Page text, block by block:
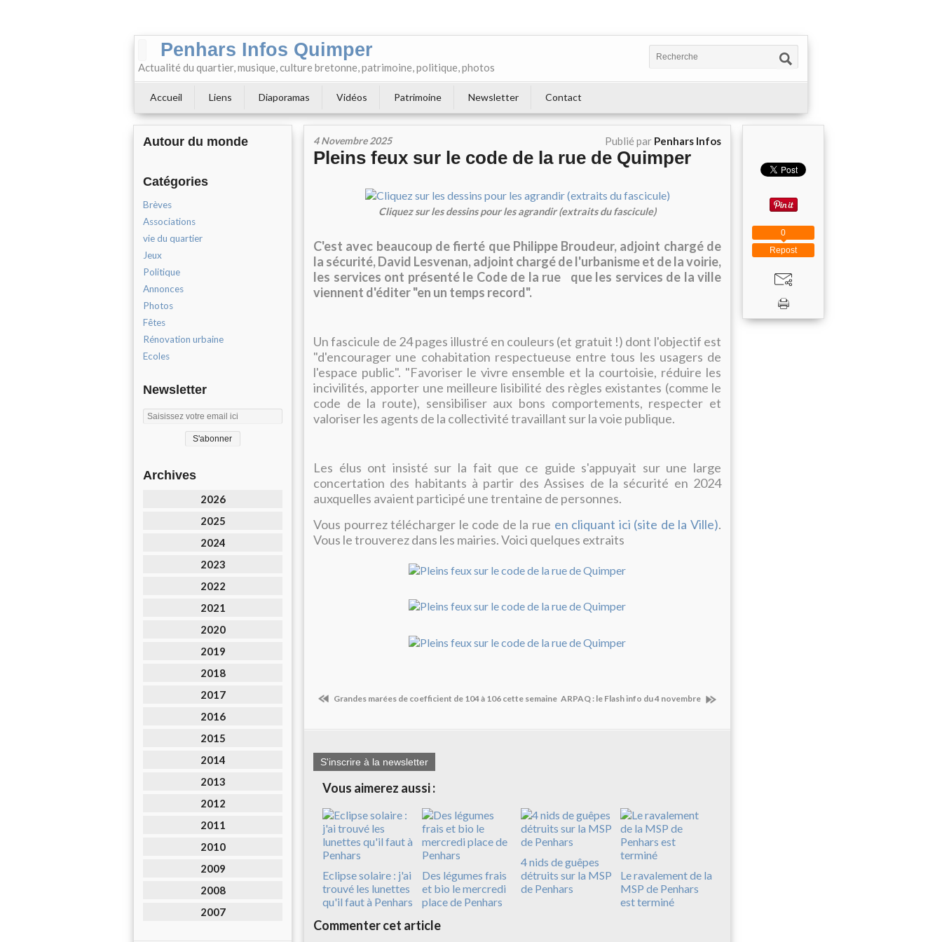
Penhars Infos Quimper
Actualité du quartier, musique, culture bretonne, patrimoine, politique, photos
Accueil Liens Diaporamas Vidéos Patrimoine Newsletter Contact
Autour du monde
Catégories
Brèves
Associations
vie du quartier
Jeux
Politique
Annonces
Photos
Fêtes
Rénovation urbaine
Ecoles
Newsletter
Archives
2026
2025
2024
2023
2022
2021
2020
2019
2018
2017
2016
2015
2014
2013
2012
2011
2010
2009
2008
2007
4 Novembre 2025 Publié par Penhars Infos
Pleins feux sur le code de la rue de Quimper
Cliquez sur les dessins pour les agrandir (extraits du fascicule)
C'est avec beaucoup de fierté que Philippe Broudeur, adjoint chargé de
la sécurité, David Lesvenan, adjoint chargé de l'urbanisme et de la voirie,
les services ont présenté le Code de la rue que les services de la ville
viennent d'éditer "en un temps record".
Un fascicule de 24 pages illustré en couleurs (et gratuit !) dont l'objectif est
"d'encourager une cohabitation respectueuse entre tous les usagers de
l'espace public". "Favoriser le vivre ensemble et la courtoisie, réduire les
incivilités, apporter une meilleure lisibilité des règles existantes (comme le
code de la route), sensibiliser aux bons comportements, respecter et
valoriser les agents de la collectivité travaillant sur la voie publique.
Les élus ont insisté sur la fait que ce guide s'appuyait sur une large
concertation des habitants à partir des Assises de la sécurité en 2024
auxquelles avaient participé une trentaine de personnes.
Vous pourrez télécharger le code de la rue en cliquant ici (site de la Ville).
Vous le trouverez dans les mairies. Voici quelques extraits
Grandes marées de coefficient de 104 à 106 cette semaine ARPAQ : le Flash info du 4 novembre
S'inscrire à la newsletter
Vous aimerez aussi :
Eclipse solaire : j'ai
trouvé les lunettes
qu'il faut à Penhars
Des légumes frais
et bio le mercredi
place de Penhars
4 nids de guêpes
détruits sur la MSP
de Penhars
Le ravalement de la
MSP de Penhars
est terminé
Commenter cet article
Repost
0